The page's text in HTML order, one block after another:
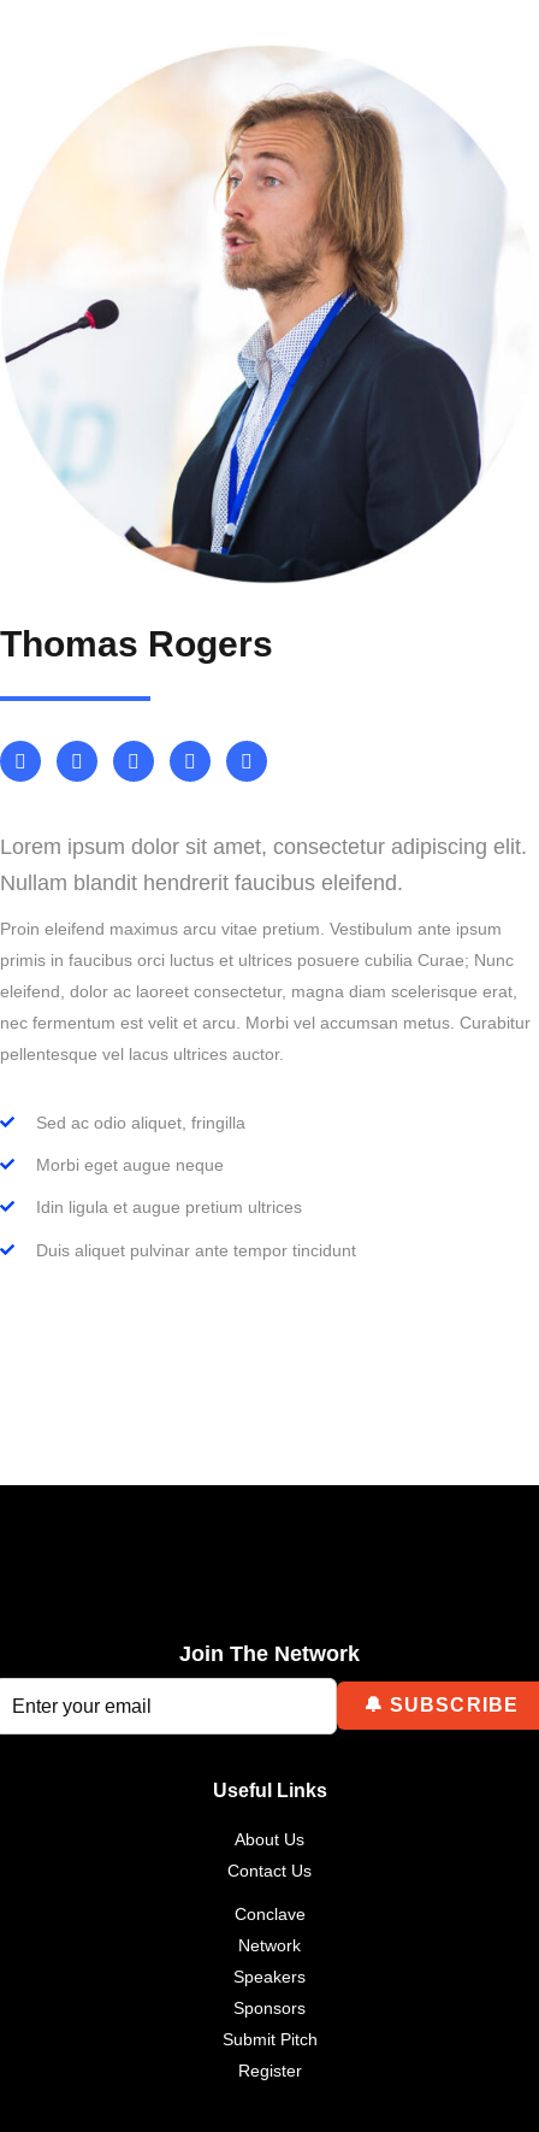
Thomas Rogers
Lorem ipsum dolor sit amet, consectetur adipiscing elit.
Nullam blandit hendrerit faucibus eleifend.
Proin eleifend maximus arcu vitae pretium. Vestibulum ante ipsum
primis in faucibus orci luctus et ultrices posuere cubilia Curae; Nunc
eleifend, dolor ac laoreet consectetur, magna diam scelerisque erat,
nec fermentum est velit et arcu. Morbi vel accumsan metus. Curabitur
pellentesque vel lacus ultrices auctor.
Sed ac odio aliquet, fringilla
Morbi eget augue neque
Idin ligula et augue pretium ultrices
Duis aliquet pulvinar ante tempor tincidunt
Join The Network
Useful Links
About Us
Contact Us
Conclave
Network
Speakers
Sponsors
Submit Pitch
Register